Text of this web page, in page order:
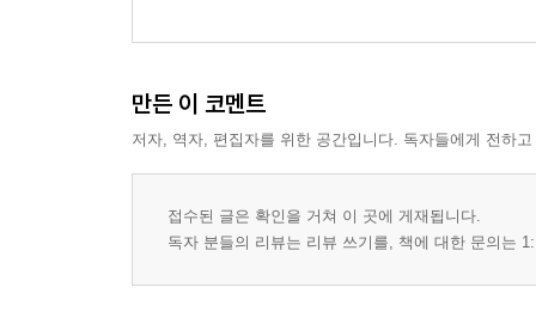
만든 이 코멘트
저자, 역자, 편집자를 위한 공간입니다. 독자들에게 전하
접수된 글은 확인을 거쳐 이 곳에 게재됩니다.
독자 분들의 리뷰는 리뷰 쓰기를, 책에 대한 문의는